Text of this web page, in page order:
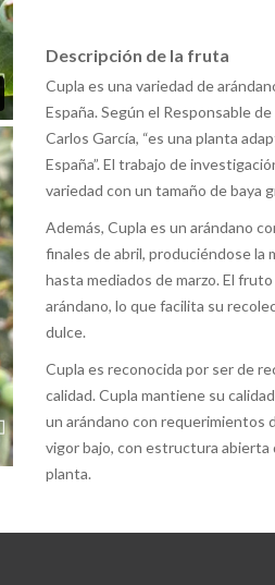
Descripción de la fruta
Cupla es una variedad de
España. Según el Responsable
Carlos García, “es una planta
España”. El trabajo de
variedad con un tamaño de baya
Además, Cupla es un arándano
finales de abril, produciéndose la
hasta mediados de marzo. El
arándano, lo que facilita su
dulce.
Cupla es reconocida por ser de
calidad. Cupla mantiene su
un arándano con requerimientos
vigor bajo, con estructura abierta
planta.